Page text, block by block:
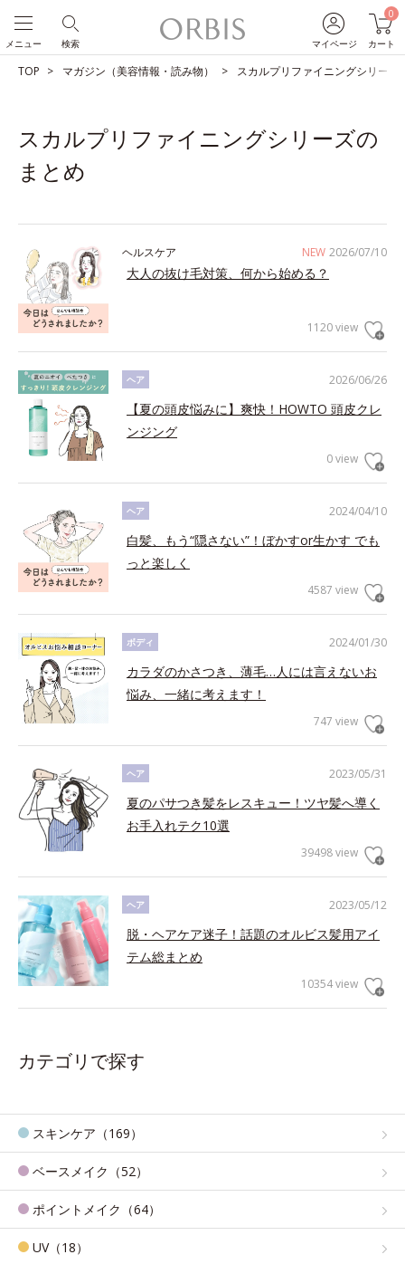
マイページ
0
カート
検索
メニュー
TOP マガジン（美容情報・読み物） スカルプリファイニングシリーズ
スカルプリファイニングシリーズの
まとめ
NEW 2026/07/10
ヘルスケア
大人の抜け毛対策、何から始める？
1120 view
2026/06/26
ヘア
【夏の頭皮悩みに】爽快！HOWTO 頭皮クレ
ンジング
0 view
2024/04/10
ヘア
白髪、もう“隠さない”！ぼかすor生かす でも
っと楽しく
4587 view
2024/01/30
ボディ
カラダのかさつき、薄毛…人には言えないお
悩み、一緒に考えます！
747 view
2023/05/31
ヘア
夏のパサつき髪をレスキュー！ツヤ髪へ導く
お手入れテク10選
39498 view
2023/05/12
ヘア
脱・ヘアケア迷子！話題のオルビス髪用アイ
テム総まとめ
10354 view
カテゴリで探す
スキンケア（169）
ベースメイク（52）
ポイントメイク（64）
UV（18）